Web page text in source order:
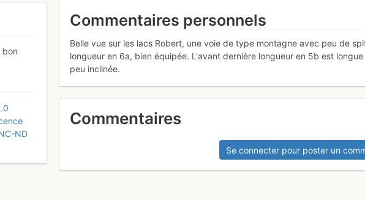
bon
ND
Commentaires personnels
Belle vue sur les lacs Robert, une voie de type montagne avec peu de
longueur en 6a, bien équipée. L'avant dernière longueur en 5b est
peu inclinée.
Commentaires
Se connecter pour poster un